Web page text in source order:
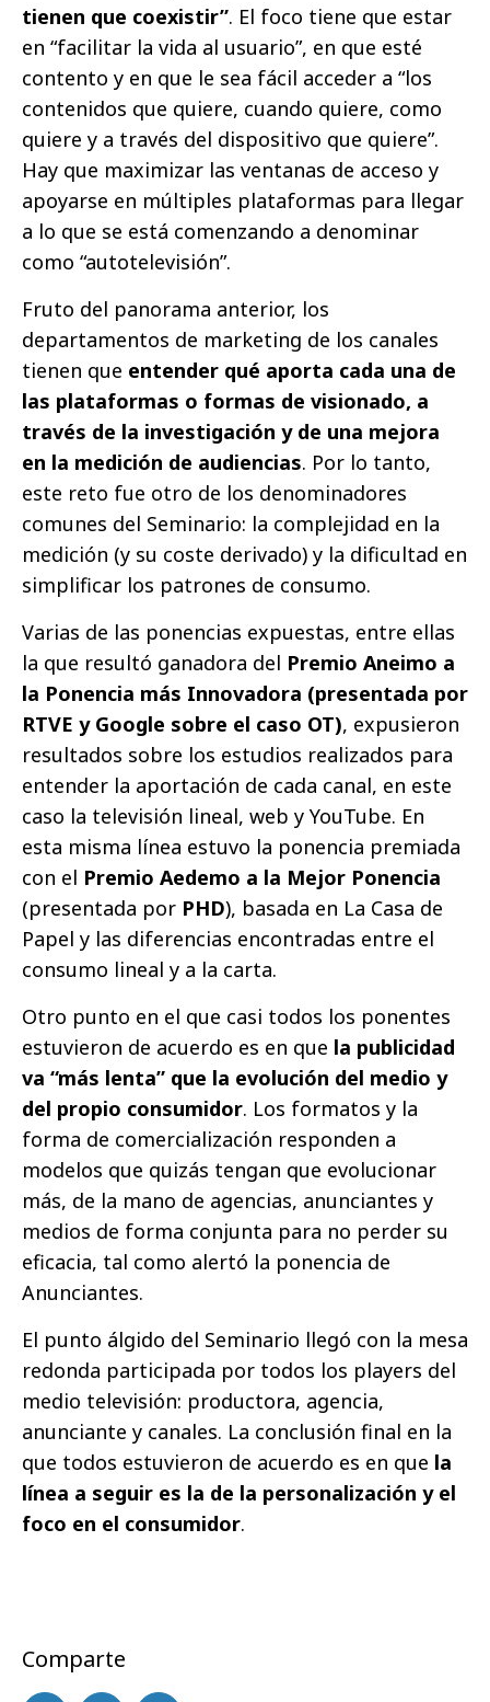
tienen que coexistir”. El foco tiene que estar
en “facilitar la vida al usuario”, en que esté
contento y en que le sea fácil acceder a “los
contenidos que quiere, cuando quiere, como
quiere y a través del dispositivo que quiere”.
Hay que maximizar las ventanas de acceso y
apoyarse en múltiples plataformas para llegar
a lo que se está comenzando a denominar
como “autotelevisión”.
Fruto del panorama anterior, los
departamentos de marketing de los canales
tienen que entender qué aporta cada una de
las plataformas o formas de visionado, a
través de la investigación y de una mejora
en la medición de audiencias. Por lo tanto,
este reto fue otro de los denominadores
comunes del Seminario: la complejidad en la
medición (y su coste derivado) y la dificultad en
simplificar los patrones de consumo.
Varias de las ponencias expuestas, entre ellas
la que resultó ganadora del Premio Aneimo a
la Ponencia más Innovadora (presentada por
RTVE y Google sobre el caso OT), expusieron
resultados sobre los estudios realizados para
entender la aportación de cada canal, en este
caso la televisión lineal, web y YouTube. En
esta misma línea estuvo la ponencia premiada
con el Premio Aedemo a la Mejor Ponencia
(presentada por PHD), basada en La Casa de
Papel y las diferencias encontradas entre el
consumo lineal y a la carta.
Otro punto en el que casi todos los ponentes
estuvieron de acuerdo es en que la publicidad
va “más lenta” que la evolución del medio y
del propio consumidor. Los formatos y la
forma de comercialización responden a
modelos que quizás tengan que evolucionar
más, de la mano de agencias, anunciantes y
medios de forma conjunta para no perder su
eficacia, tal como alertó la ponencia de
Anunciantes.
El punto álgido del Seminario llegó con la mesa
redonda participada por todos los players del
medio televisión: productora, agencia,
anunciante y canales. La conclusión final en la
que todos estuvieron de acuerdo es en que la
línea a seguir es la de la personalización y el
foco en el consumidor.
Comparte